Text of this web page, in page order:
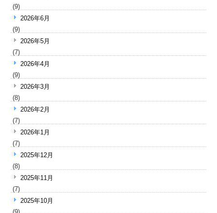
(9)
2026年6月
(9)
2026年5月
(7)
2026年4月
(9)
2026年3月
(8)
2026年2月
(7)
2026年1月
(7)
2025年12月
(8)
2025年11月
(7)
2025年10月